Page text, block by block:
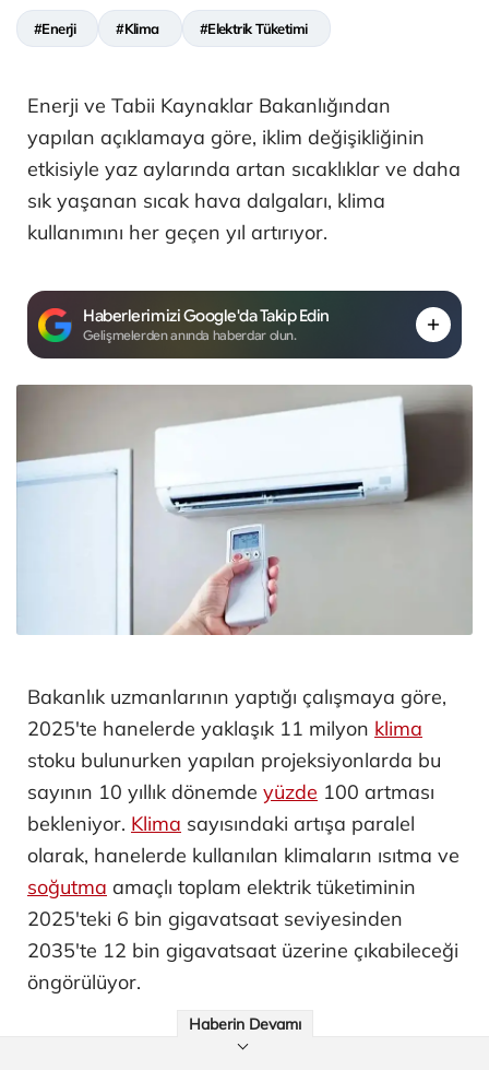
#Enerji #Klima #Elektrik Tüketimi
Enerji ve Tabii Kaynaklar Bakanlığından
yapılan açıklamaya göre, iklim değişikliğinin
etkisiyle yaz aylarında artan sıcaklıklar ve daha
sık yaşanan sıcak hava dalgaları, klima
kullanımını her geçen yıl artırıyor.
Haberlerimizi Google'da Takip Edin
Gelişmelerden anında haberdar olun.
Bakanlık uzmanlarının yaptığı çalışmaya göre,
2025'te hanelerde yaklaşık 11 milyon klima
stoku bulunurken yapılan projeksiyonlarda bu
sayının 10 yıllık dönemde yüzde 100 artması
bekleniyor. Klima sayısındaki artışa paralel
olarak, hanelerde kullanılan klimaların ısıtma ve
soğutma amaçlı toplam elektrik tüketiminin
2025'teki 6 bin gigavatsaat seviyesinden
2035'te 12 bin gigavatsaat üzerine çıkabileceği
öngörülüyor.
Haberin Devamı